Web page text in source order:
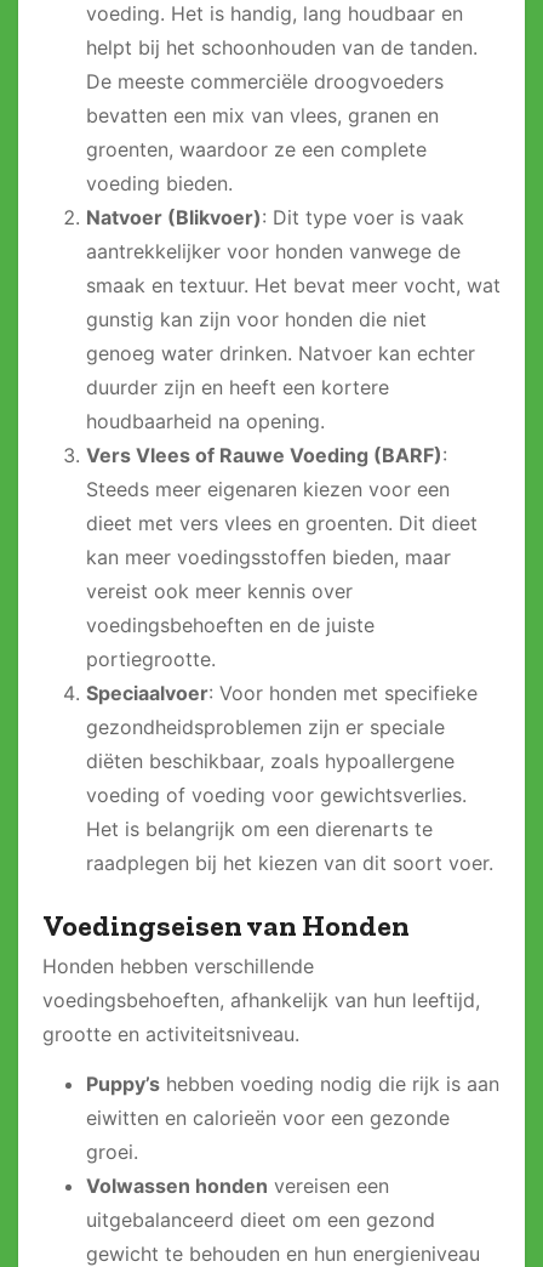
voeding. Het is handig, lang houdbaar en
helpt bij het schoonhouden van de tanden.
De meeste commerciële droogvoeders
bevatten een mix van vlees, granen en
groenten, waardoor ze een complete
voeding bieden.
Natvoer (Blikvoer): Dit type voer is vaak
aantrekkelijker voor honden vanwege de
smaak en textuur. Het bevat meer vocht, wat
gunstig kan zijn voor honden die niet
genoeg water drinken. Natvoer kan echter
duurder zijn en heeft een kortere
houdbaarheid na opening.
Vers Vlees of Rauwe Voeding (BARF):
Steeds meer eigenaren kiezen voor een
dieet met vers vlees en groenten. Dit dieet
kan meer voedingsstoffen bieden, maar
vereist ook meer kennis over
voedingsbehoeften en de juiste
portiegrootte.
Speciaalvoer: Voor honden met specifieke
gezondheidsproblemen zijn er speciale
diëten beschikbaar, zoals hypoallergene
voeding of voeding voor gewichtsverlies.
Het is belangrijk om een dierenarts te
raadplegen bij het kiezen van dit soort voer.
Voedingseisen van Honden
Honden hebben verschillende
voedingsbehoeften, afhankelijk van hun leeftijd,
grootte en activiteitsniveau.
Puppy’s hebben voeding nodig die rijk is aan
eiwitten en calorieën voor een gezonde
groei.
Volwassen honden vereisen een
uitgebalanceerd dieet om een gezond
gewicht te behouden en hun energieniveau